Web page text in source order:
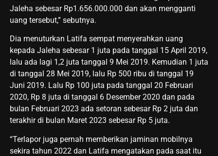
Jaleha sebesar Rp1.656.000.000 dan akan mengganti
uang tersebut,” sebutnya.
Dia menuturkan Latifa sempat menyerahkan uang
kepada Jaleha sebesar 1 juta pada tanggal 15 April 2019,
lalu ada lagi 1,2 juta tanggal 9 Mei 2019. Kemudian 1 juta
di tanggal 28 Mei 2019, lalu Rp 500 ribu di tanggal 19
Juni 2019. Lalu Rp 100 juta pada tanggal 20 Februari
2020, Rp 8 juta di tanggal 6 Desember 2020 dan pada
bulan Februari 2023 ada setoran sebesar Rp 2 juta dan
terakhir di bulan Maret 2023 sebesar Rp 5 juta.
“Terlapor juga pernah memberikan jaminan mobilnya
sekira tahun 2022 dan Latifa mengatakan pada saat itu